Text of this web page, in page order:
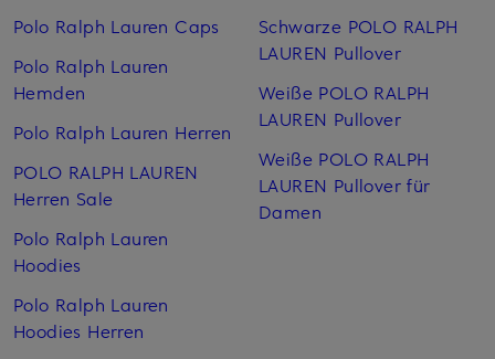
Polo Ralph Lauren Caps
Polo Ralph Lauren
Hemden
Polo Ralph Lauren Herren
POLO RALPH LAUREN
Herren Sale
Polo Ralph Lauren
Hoodies
Polo Ralph Lauren
Hoodies Herren
Schwarze POLO RALPH
LAUREN Pullover
Weiße POLO RALPH
LAUREN Pullover
Weiße POLO RALPH
LAUREN Pullover für
Damen